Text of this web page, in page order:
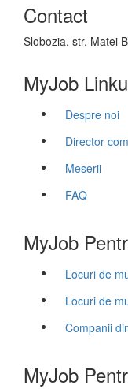
Contact
Slobozia, str. Matei
MyJob
Despre noi
Director
Meserii
FAQ
MyJob
Locuri de
Locuri de
Companii
MyJob